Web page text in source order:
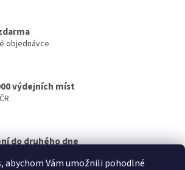
abychom Vám umožnili pohodlné
objednávce
výdejních míst
do druhého dne